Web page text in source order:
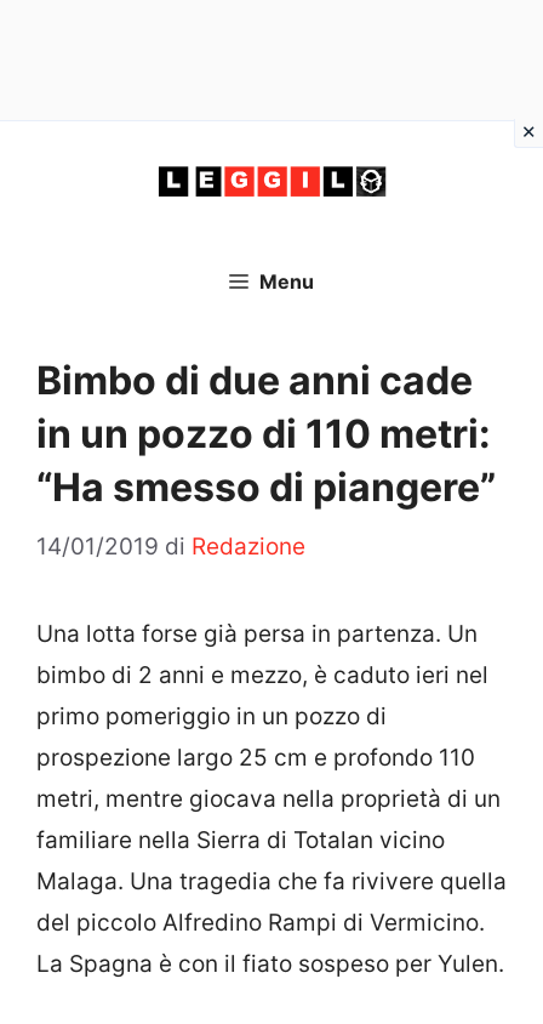
Menu
Bimbo di due anni cade
in un pozzo di 110 metri:
“Ha smesso di piangere”
14/01/2019 di Redazione
Una lotta forse già persa in partenza. Un
bimbo di 2 anni e mezzo, è caduto ieri nel
primo pomeriggio in un pozzo di
prospezione largo 25 cm e profondo 110
metri, mentre giocava nella proprietà di un
familiare nella Sierra di Totalan vicino
Malaga. Una tragedia che fa rivivere quella
del piccolo Alfredino Rampi di Vermicino.
La Spagna è con il fiato sospeso per Yulen.